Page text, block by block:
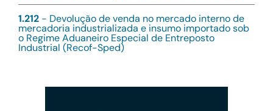
1.212 - Devolução de venda no mercado interno de
mercadoria industrializada e insumo importado sob
o Regime Aduaneiro Especial de Entreposto
Industrial (Recof-Sped)